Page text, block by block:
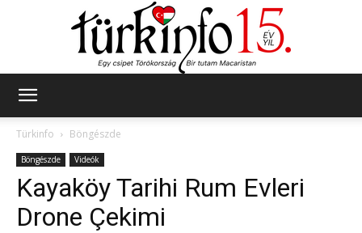
Türkinfo
Böngészde
Böngészde Videók
Kayaköy Tarihi Rum Evleri
Drone Çekimi